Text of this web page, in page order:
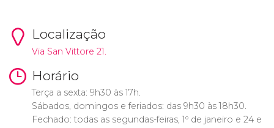
Localização
Via San Vittore 21.
Horário
Terça a sexta: 9h30 às 17h.
Sábados, domingos e feriados: das 9h30 às 18h30.
Fechado: todas as segundas-feiras, 1º de janeiro e 24 e